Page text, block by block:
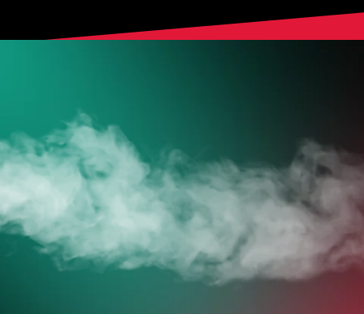
DEINE VAPES
JETZT ZUM ONLINESHOP